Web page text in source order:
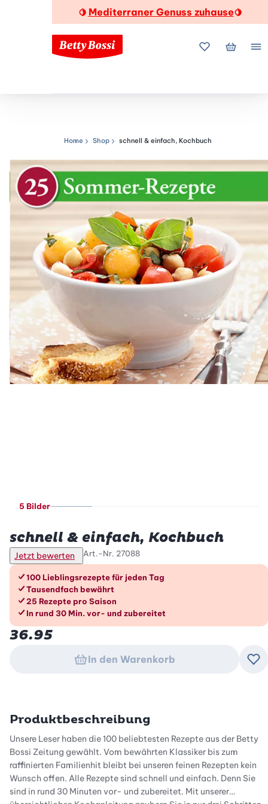
🍋 Mediterraner Genuss zuhause🍋
MeineMein
Navigationspfad
Home Shop schnell & einfach, Kochbuch
5 Bilder
schnell & einfach, Kochbuch
Jetzt bewerten Art.-Nr. 27088
Die Vorteile im Überblick
100 Lieblingsrezepte für jeden Tag
Tausendfach bewährt
25 Rezepte pro Saison
In rund 30 Min. vor- und zubereitet
36.95
In den Warenkorb
Produktbeschreibung
Unsere Leser haben die 100 beliebtesten Rezepte aus der Betty
Bossi Zeitung gewählt. Vom bewährten Klassiker bis zum
raffinierten Familienhit bleibt bei unseren feinen Rezepten kein
Wunsch offen. Alle Rezepte sind schnell und einfach. Denn Sie
sind in rund 30 Minuten vor- und zubereitet. Mit unserer